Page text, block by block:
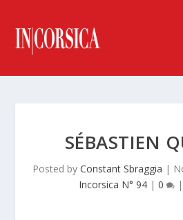
SÉBASTIEN
Posted by Constant Sbraggia |
Incorsica N° 94| 0 |